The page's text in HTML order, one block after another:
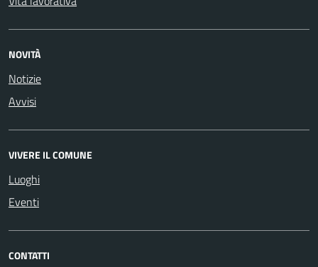
NOVITÀ
Notizie
Avvisi
VIVERE IL COMUNE
Luoghi
Eventi
CONTATTI